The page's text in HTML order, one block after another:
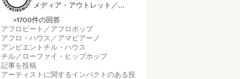
メディア・アウトレット／ジャーナリスト, ソーシャルメディアインフルエンサー
>1700件の回答
アフロビート／アフロポップ
アフロ・ハウス／アマピアーノ
アンビエント チル・ハウス
チル／ローファイ・ヒップホップ
記事を投稿
アーティストに関するインパクトのある投